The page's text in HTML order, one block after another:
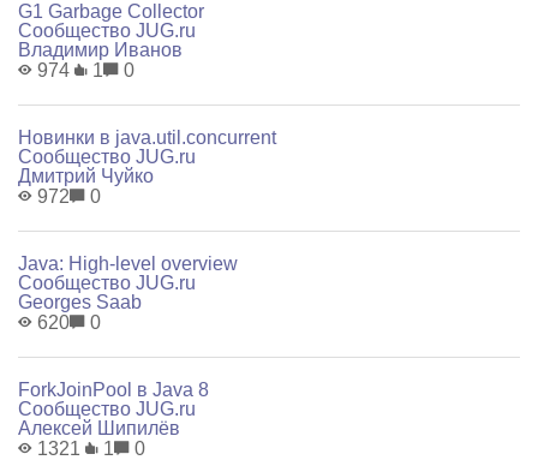
G1 Garbage Collector
Сообщество JUG.ru
Владимир Иванов
974
1 0
Новинки в java.util.concurrent
Сообщество JUG.ru
Дмитрий Чуйко
972
0
Java: High-level overview
Сообщество JUG.ru
Georges Saab
620
0
ForkJoinPool в Java 8
Сообщество JUG.ru
Алексей Шипилёв
1321
1 0